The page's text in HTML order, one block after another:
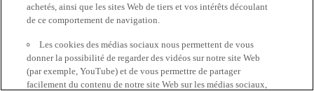
achetés, ainsi que les sites Web de tiers et vos intérêts découlant
de ce comportement de navigation.
Les cookies des médias sociaux nous permettent de vous
donner la possibilité de regarder des vidéos sur notre site Web
(par exemple, YouTube) et de vous permettre de partager
facilement du contenu de notre site Web sur les médias sociaux,